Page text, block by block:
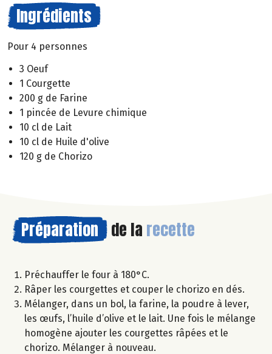
Ingrédients
Pour 4 personnes
3 Oeuf
1 Courgette
200 g de Farine
1 pincée de Levure chimique
10 cl de Lait
10 cl de Huile d'olive
120 g de Chorizo
Préparation de la recette
Préchauffer le four à 180°C.
Râper les courgettes et couper le chorizo en dés.
Mélanger, dans un bol, la farine, la poudre à lever,
les œufs, l’huile d’olive et le lait. Une fois le mélange
homogène ajouter les courgettes râpées et le
chorizo. Mélanger à nouveau.